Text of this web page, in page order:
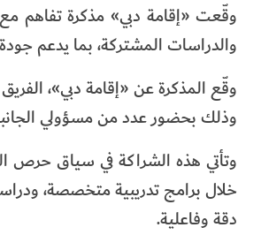
وقّعت «إقامة دبي» مذكرة تفاهم مع
والدراسات المشتركة، بما يدعم
وقّع المذكرة عن «إقامة دبي»،
وذلك بحضور عدد من مسؤولي
وتأتي هذه الشراكة في سياق حرص
خلال برامج تدريبية متخصصة،
دقة وفاعلية.